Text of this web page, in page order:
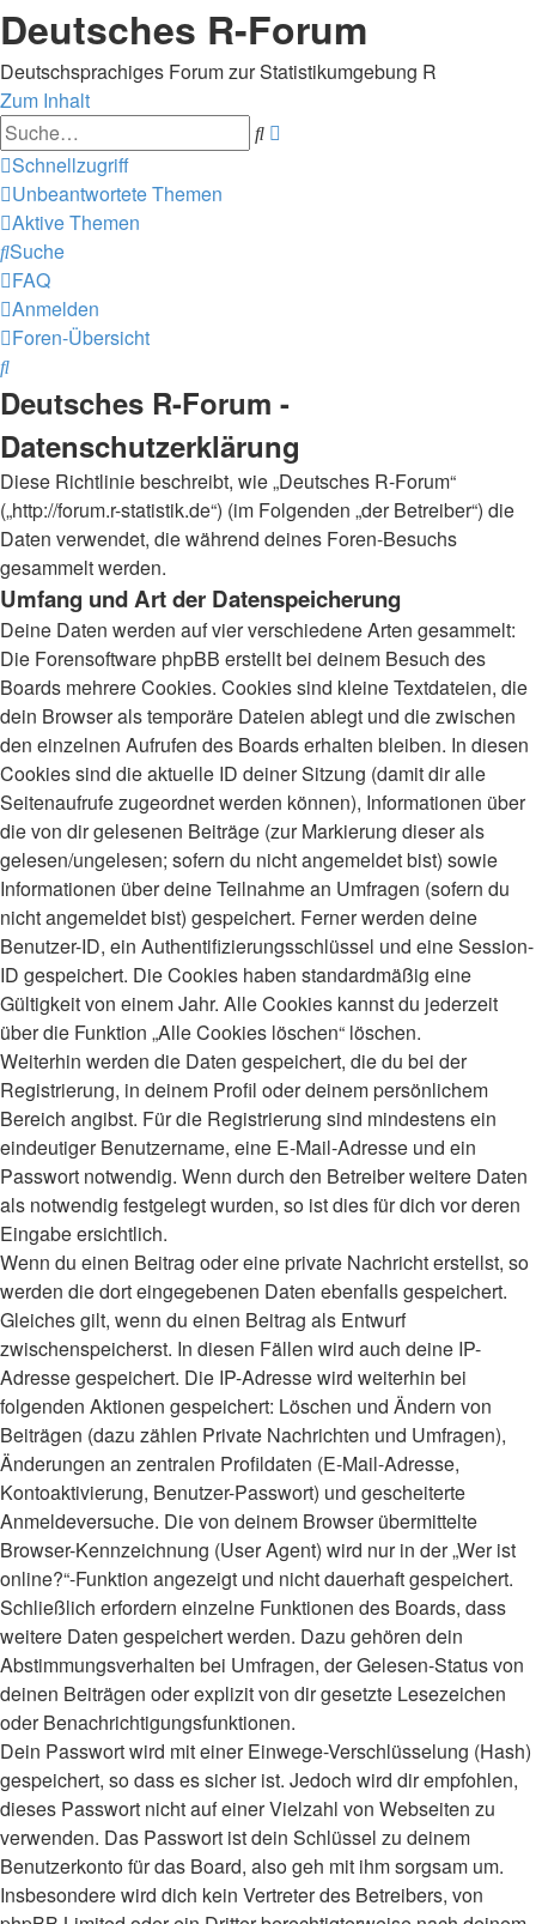
Deutsches R-Forum
Deutschsprachiges Forum zur Statistikumgebung R
Zum Inhalt
Suche
Schnellzugriff
Unbeantwortete Themen
Aktive Themen
Suche
FAQ
Anmelden
Foren-Übersicht
Suche
Deutsches R-Forum -
Datenschutzerklärung
Diese Richtlinie beschreibt, wie „Deutsches R-Forum“
(„http://forum.r-statistik.de“) (im Folgenden „der Betreiber“) die
Daten verwendet, die während deines Foren-Besuchs
gesammelt werden.
Umfang und Art der Datenspeicherung
Deine Daten werden auf vier verschiedene Arten gesammelt:
Die Forensoftware phpBB erstellt bei deinem Besuch des
Boards mehrere Cookies. Cookies sind kleine Textdateien, die
dein Browser als temporäre Dateien ablegt und die zwischen
den einzelnen Aufrufen des Boards erhalten bleiben. In diesen
Cookies sind die aktuelle ID deiner Sitzung (damit dir alle
Seitenaufrufe zugeordnet werden können), Informationen über
die von dir gelesenen Beiträge (zur Markierung dieser als
gelesen/ungelesen; sofern du nicht angemeldet bist) sowie
Informationen über deine Teilnahme an Umfragen (sofern du
nicht angemeldet bist) gespeichert. Ferner werden deine
Benutzer-ID, ein Authentifizierungsschlüssel und eine Session-
ID gespeichert. Die Cookies haben standardmäßig eine
Gültigkeit von einem Jahr. Alle Cookies kannst du jederzeit
über die Funktion „Alle Cookies löschen“ löschen.
Weiterhin werden die Daten gespeichert, die du bei der
Registrierung, in deinem Profil oder deinem persönlichem
Bereich angibst. Für die Registrierung sind mindestens ein
eindeutiger Benutzername, eine E-Mail-Adresse und ein
Passwort notwendig. Wenn durch den Betreiber weitere Daten
als notwendig festgelegt wurden, so ist dies für dich vor deren
Eingabe ersichtlich.
Wenn du einen Beitrag oder eine private Nachricht erstellst, so
werden die dort eingegebenen Daten ebenfalls gespeichert.
Gleiches gilt, wenn du einen Beitrag als Entwurf
zwischenspeicherst. In diesen Fällen wird auch deine IP-
Adresse gespeichert. Die IP-Adresse wird weiterhin bei
folgenden Aktionen gespeichert: Löschen und Ändern von
Beiträgen (dazu zählen Private Nachrichten und Umfragen),
Änderungen an zentralen Profildaten (E-Mail-Adresse,
Kontoaktivierung, Benutzer-Passwort) und gescheiterte
Anmeldeversuche. Die von deinem Browser übermittelte
Browser-Kennzeichnung (User Agent) wird nur in der „Wer ist
online?“-Funktion angezeigt und nicht dauerhaft gespeichert.
Schließlich erfordern einzelne Funktionen des Boards, dass
weitere Daten gespeichert werden. Dazu gehören dein
Abstimmungsverhalten bei Umfragen, der Gelesen-Status von
deinen Beiträgen oder explizit von dir gesetzte Lesezeichen
oder Benachrichtigungsfunktionen.
Dein Passwort wird mit einer Einwege-Verschlüsselung (Hash)
gespeichert, so dass es sicher ist. Jedoch wird dir empfohlen,
dieses Passwort nicht auf einer Vielzahl von Webseiten zu
verwenden. Das Passwort ist dein Schlüssel zu deinem
Benutzerkonto für das Board, also geh mit ihm sorgsam um.
Insbesondere wird dich kein Vertreter des Betreibers, von